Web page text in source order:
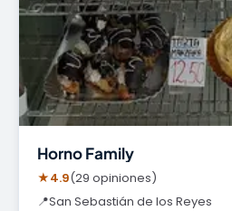
Horno Family
★4.9(29 opiniones)
📍San Sebastián de los Reyes